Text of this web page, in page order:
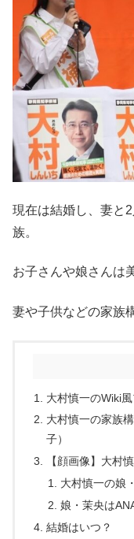
現在は結婚し、妻と
族。
お子さんや娘さんは
妻や子供などの家族
大村慎一のWiki
大村慎一の家族
子）
【顔画像】大村
大村慎一の娘
娘・茉央は
結婚はいつ？